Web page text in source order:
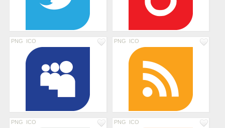
PNG ICO PNG ICO
PNG ICO PNG ICO